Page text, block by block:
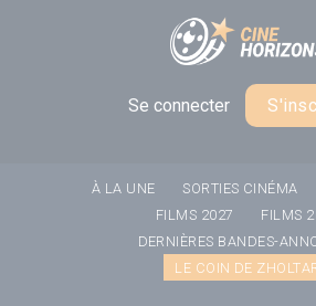
Se connecter
À LA UNE SORTIES CINÉMA
FILMS 2027
FILMS
DERNIÈRES BANDES-
LE COIN DE
Panneau de gestion des cookies